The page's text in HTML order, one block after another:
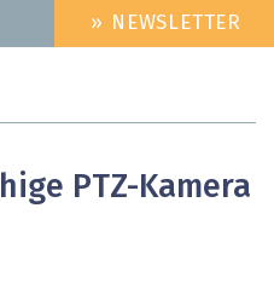
HEADER
MENU
» NEWSLETTER
PTZ-Kamera